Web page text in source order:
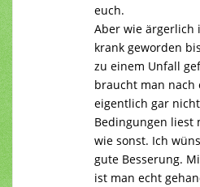
euch.
Aber wie ärgerlich
krank geworden
zu einem Unfall
braucht man nach
eigentlich gar
Bedingungen liest
wie sonst. Ich
gute Besserung.
ist man echt